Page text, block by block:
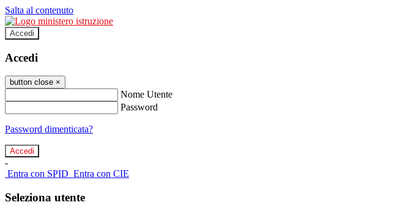
Salta al contenuto
Accedi
Accedi
button close ×
Nome Utente
Password
Password dimenticata?
-
Entra con SPID Entra con CIE
Seleziona utente